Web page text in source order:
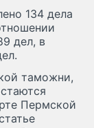
134 дела
дел, в
таможни,
Пермской